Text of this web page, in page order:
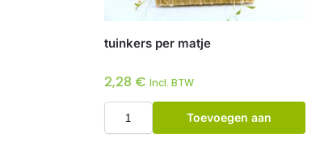
tuinkers per matje
2,28 € Incl. BTW
Toevoegen aan